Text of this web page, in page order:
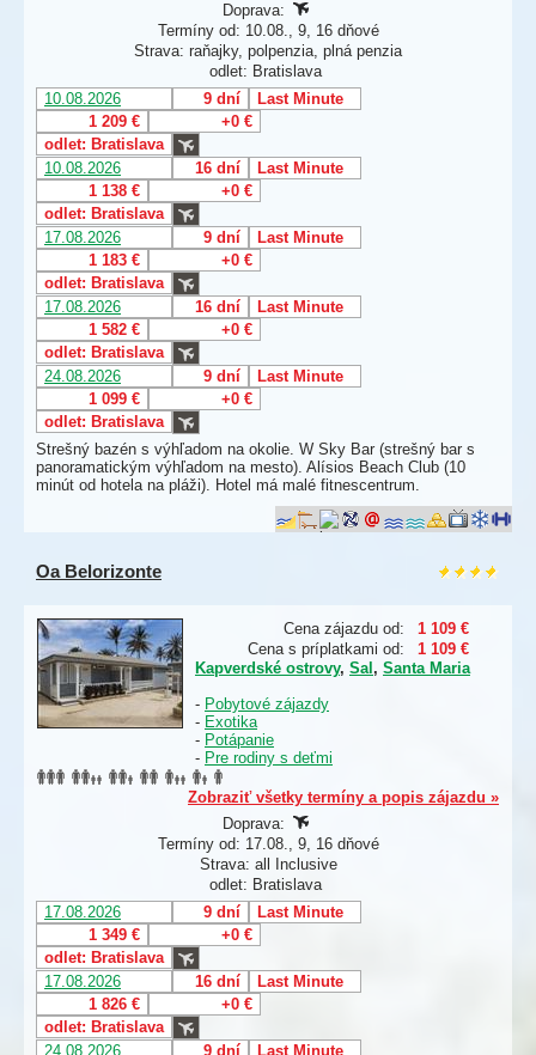
Doprava:
Termíny od: 10.08., 9, 16 dňové
Strava: raňajky, polpenzia, plná penzia
odlet: Bratislava
10.08.2026
9 dní
Last Minute
1 209 €
+0 €
odlet: Bratislava
10.08.2026
16 dní
Last Minute
1 138 €
+0 €
odlet: Bratislava
17.08.2026
9 dní
Last Minute
1 183 €
+0 €
odlet: Bratislava
17.08.2026
16 dní
Last Minute
1 582 €
+0 €
odlet: Bratislava
24.08.2026
9 dní
Last Minute
1 099 €
+0 €
odlet: Bratislava
Strešný bazén s výhľadom na okolie. W Sky Bar (strešný bar s
panoramatickým výhľadom na mesto). Alísios Beach Club (10
minút od hotela na pláži). Hotel má malé fitnescentrum.
Oa Belorizonte
Cena zájazdu od:
1 109 €
Cena s príplatkami od:
1 109 €
Kapverdské ostrovy, Sal , Santa Maria
- Pobytové zájazdy
- Exotika
- Potápanie
- Pre rodiny s deťmi
Zobraziť všetky termíny a popis zájazdu »
Doprava:
Termíny od: 17.08., 9, 16 dňové
Strava: all Inclusive
odlet: Bratislava
17.08.2026
9 dní
Last Minute
1 349 €
+0 €
odlet: Bratislava
17.08.2026
16 dní
Last Minute
1 826 €
+0 €
odlet: Bratislava
24.08.2026
9 dní Last Minute